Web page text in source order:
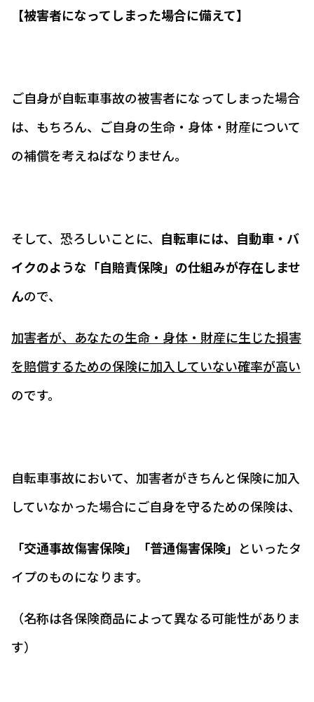
【被害者になってしまった場合に備えて】
ご自身が自転車事故の被害者になってしまった場合
は、もちろん、ご自身の生命・身体・財産について
の補償を考えねばなりません。
そして、恐ろしいことに、 自転車には、自動車・バ
イクのような「自賠責保険」の仕組みが存在しませ
んので、
加害者が、あなたの生命・身体・財産に生じた損害
を賠償するための保険に加入していない確率が高い
のです。
自転車事故において、加害者がきちんと保険に加入
していなかった場合にご自身を守るための保険は、
「交通事故傷害保険」「普通傷害保険」 といったタ
イプのものになります。
（名称は各保険商品によって異なる可能性がありま
す）